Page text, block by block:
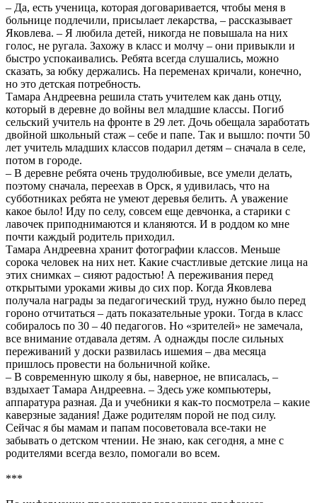
– Да, есть ученица, которая договаривается, чтобы меня в
больнице подлечили, присылает лекарства, – рассказывает
Яковлева. – Я любила детей, никогда не повышала на них
голос, не ругала. Захожу в класс и молчу – они привыкли и
быстро успокаивались. Ребята всегда слушались, можно
сказать, за юбку держались. На переменах кричали, конечно,
но это детская потребность.
Тамара Андреевна решила стать учителем как дань отцу,
который в деревне до войны вел младшие классы. Погиб
сельский учитель на фронте в 29 лет. Дочь обещала заработать
двойной школьный стаж – себе и папе. Так и вышло: почти 50
лет учитель младших классов подарил детям – сначала в селе,
потом в городе.
– В деревне ребята очень трудолюбивые, все умели делать,
поэтому сначала, переехав в Орск, я удивилась, что на
субботниках ребята не умеют деревья белить. А уважение
какое было! Иду по селу, совсем еще девчонка, а старики с
лавочек приподнимаются и кланяются. И в роддом ко мне
почти каждый родитель приходил.
Тамара Андреевна хранит фотографии классов. Меньше
сорока человек на них нет. Какие счастливые детские лица на
этих снимках – сияют радостью! А переживания перед
открытыми уроками живы до сих пор. Когда Яковлева
получала награды за педагогический труд, нужно было перед
гороно отчитаться – дать показательные уроки. Тогда в класс
собиралось по 30 – 40 педагогов. Но «зрителей» не замечала,
все внимание отдавала детям. А однажды после сильных
переживаний у доски развилась ишемия – два месяца
пришлось провести на больничной койке.
– В современную школу я бы, наверное, не вписалась, –
вздыхает Тамара Андреевна. – Здесь уже компьютеры,
аппаратура разная. Да и учебники я как-то посмотрела – какие
каверзные задания! Даже родителям порой не под силу.
Сейчас я бы мамам и папам посоветовала все-таки не
забывать о детском чтении. Не знаю, как сегодня, а мне с
родителями всегда везло, помогали во всем.
***